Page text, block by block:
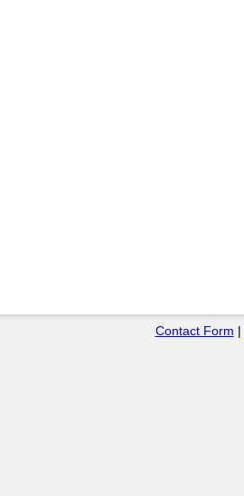
Contact Form |